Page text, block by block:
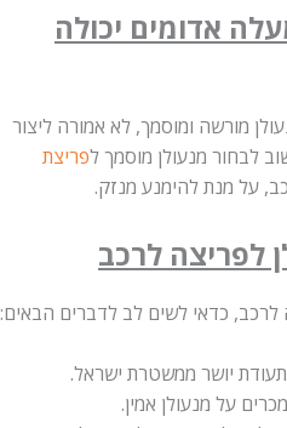
יכולה
ומוסמך, לא אמורה ליצור
מנעולן מוסמך לפריצת
מנת להימנע מנזק.
לרכב
כדאי לשים לב לדברים הבאים:
יושר ממשטרת ישראל.
מנעולן אמין.